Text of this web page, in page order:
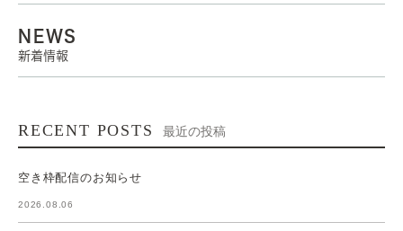
NEWS
新着情報
RECENT POSTS 最近の投稿
空き枠配信のお知らせ
2026.08.06